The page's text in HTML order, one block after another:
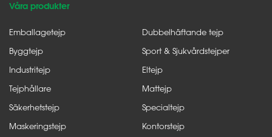
Våra produkter
Emballagetejp
Byggtejp
Industritejp
Tejphållare
Säkerhetstejp
Maskeringstejp
Dubbelhäftande tejp
Sport & Sjukvårdstejper
Eltejp
Mattejp
Specialtejp
Kontorstejp